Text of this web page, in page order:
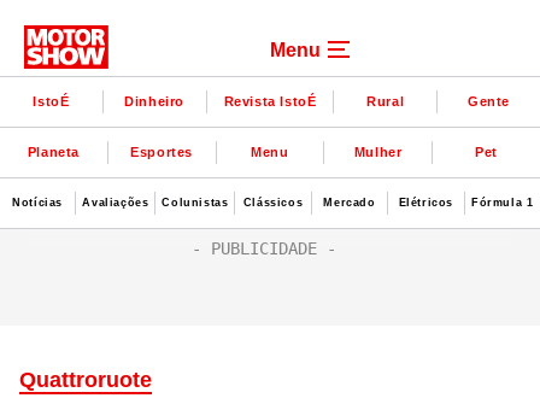
Menu
IstoÉ Dinheiro Revista IstoÉ Rural Gente
Planeta Esportes Menu Mulher Pet
Notícias Avaliações Colunistas Clássicos Mercado Elétricos Fórmula 1
Quattroruote